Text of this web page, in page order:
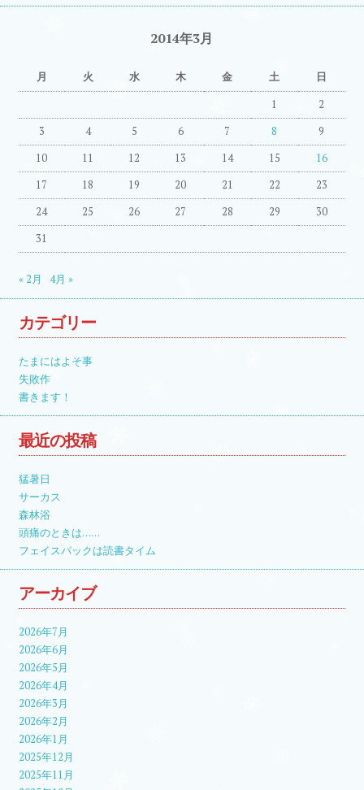
2014年3月
月 火 水 木 金 土 日
1
2
3
4 5 6 7 8
9
10
11 12 13 14 15
16
17
18 19 20 21 22
23
24
25 26 27 28 29
30
31
« 2月 4月 »
カテゴリー
たまにはよそ事
失敗作
書きます！
最近の投稿
猛暑日
サーカス
森林浴
頭痛のときは……
フェイスパックは読書タイム
アーカイブ
2026年7月
2026年6月
2026年5月
2026年4月
2026年3月
2026年2月
2026年1月
2025年12月
2025年11月